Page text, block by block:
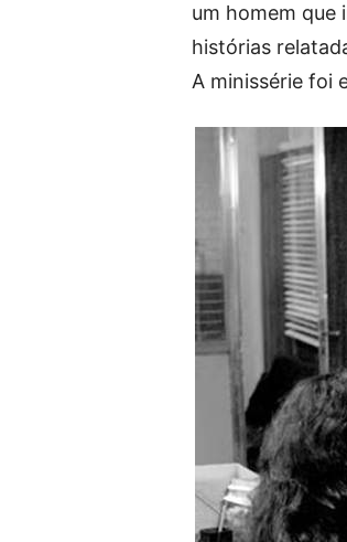
um homem que
histórias
A minissérie foi